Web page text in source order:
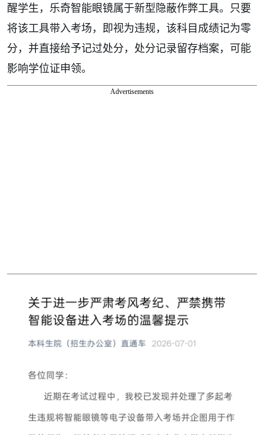
醒学生，乐奇智能眼镜属于新型隐蔽作弊工具。只要
将该工具带入考场，即视为违规，该科目成绩记为零
分，并直接给予记过处分，处分记录留存档案，可能
影响学位证申领。
Advertisements